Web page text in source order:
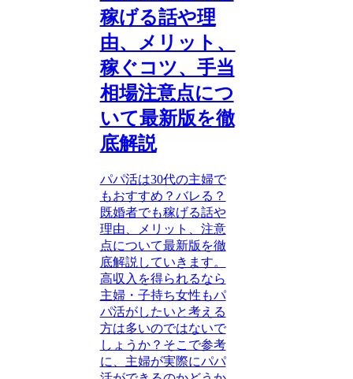
稼げる話や理
由、メリット、
稼ぐコツ、手当
相場注意点につ
いて最新版を徹
底解説
パパ活は30代の主婦で
もおすすめ？バレる？
既婚者でも稼げる話や
理由、メリット、注意
点について最新版を徹
底解説していきます。
高収入を得られるなら
主婦・子持ち女性もパ
パ活がしたいと考える
方は多いのではないで
しょうか？そこで参考
に、主婦が実際にパパ